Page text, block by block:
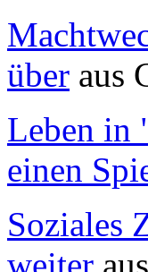
über aus
Leben in
einen
Soziales
weiter aus